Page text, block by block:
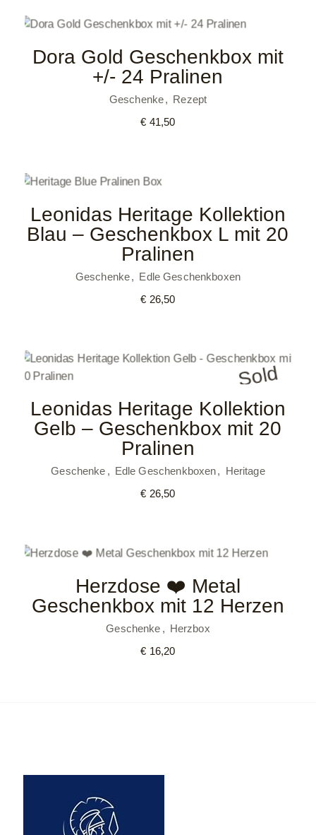
Dora Gold Geschenkbox mit
+/- 24 Pralinen
Geschenke
Rezept
€ 41,50
Leonidas Heritage Kollektion
Blau – Geschenkbox L mit 20
Pralinen
Geschenke
Edle Geschenkboxen
€ 26,50
Sold
Leonidas Heritage Kollektion
Gelb – Geschenkbox mit 20
Pralinen
Geschenke Edle Geschenkboxen
Heritage
€ 26,50
Herzdose ❤️ Metal
Geschenkbox mit 12 Herzen
Geschenke
Herzbox
€ 16,20